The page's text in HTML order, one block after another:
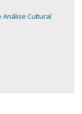
Análise Cultural